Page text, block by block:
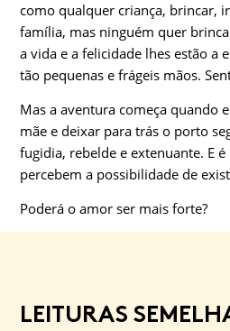
como qualquer criança, brincar,
família, mas ninguém quer
a vida e a felicidade lhes estão a
tão pequenas e frágeis mãos.
Mas a aventura começa quando
mãe e deixar para trás o porto
fugidia, rebelde e extenuante. E
percebem a possibilidade de
Poderá o amor ser mais forte?
LEITURAS